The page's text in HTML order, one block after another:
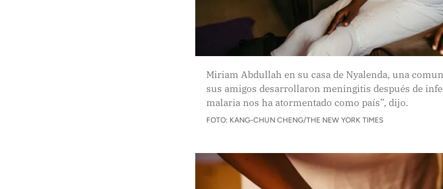
Miriam Abdullah en su casa de Nyalenda, una
sus amigos desarrollaron meningitis después de
malaria nos ha atormentado como país”, dijo.
FOTO: KANG-CHUN CHENG/THE NEW YORK TIMES